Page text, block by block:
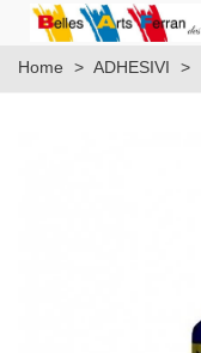
Home > ADHESIVI >